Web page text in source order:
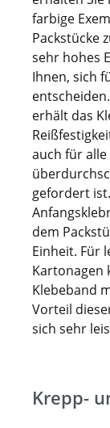
farbige
Packstücke
sehr hohes
Ihnen, sich
erhält das
auch für alle
gefordert
dem
Einheit. Für
Kartonagen
Klebeband
Vorteil
sich sehr
Krepp-